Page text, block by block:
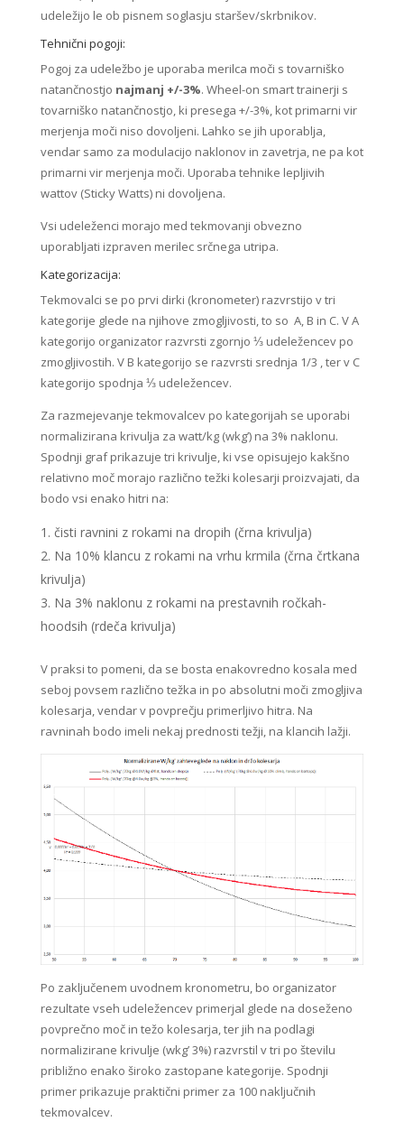
udeležijo le ob pisnem soglasju staršev/skrbnikov.
Tehnični pogoji:
Pogoj za udeležbo je uporaba merilca moči s tovarniško
natančnostjo najmanj +/-3%. Wheel-on smart trainerji s
tovarniško natančnostjo, ki presega +/-3%, kot primarni vir
merjenja moči niso dovoljeni. Lahko se jih uporablja,
vendar samo za modulacijo naklonov in zavetrja, ne pa kot
primarni vir merjenja moči. Uporaba tehnike lepljivih
wattov (Sticky Watts) ni dovoljena.
Vsi udeleženci morajo med tekmovanji obvezno
uporabljati izpraven merilec srčnega utripa.
Kategorizacija:
Tekmovalci se po prvi dirki (kronometer) razvrstijo v tri
kategorije glede na njihove zmogljivosti, to so A, B in C. V A
kategorijo organizator razvrsti zgornjo ⅓ udeležencev po
zmogljivostih. V B kategorijo se razvrsti srednja 1/3 , ter v C
kategorijo spodnja ⅓ udeležencev.
Za razmejevanje tekmovalcev po kategorijah se uporabi
normalizirana krivulja za watt/kg (wkg’) na 3% naklonu.
Spodnji graf prikazuje tri krivulje, ki vse opisujejo kakšno
relativno moč morajo različno težki kolesarji proizvajati, da
bodo vsi enako hitri na:
čisti ravnini z rokami na dropih (črna krivulja)
Na 10% klancu z rokami na vrhu krmila (črna črtkana
krivulja)
Na 3% naklonu z rokami na prestavnih ročkah-
hoodsih (rdeča krivulja)
V praksi to pomeni, da se bosta enakovredno kosala med
seboj povsem različno težka in po absolutni moči zmogljiva
kolesarja, vendar v povprečju primerljivo hitra. Na
ravninah bodo imeli nekaj prednosti težji, na klancih lažji.
Po zaključenem uvodnem kronometru, bo organizator
rezultate vseh udeležencev primerjal glede na doseženo
povprečno moč in težo kolesarja, ter jih na podlagi
normalizirane krivulje (wkg’ 3%) razvrstil v tri po številu
približno enako široko zastopane kategorije. Spodnji
primer prikazuje praktični primer za 100 naključnih
tekmovalcev.